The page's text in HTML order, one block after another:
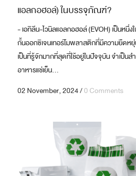
แอลกอฮอล์) ในบรรจุภัณฑ์?
- เอทิลีน-ไวนิลแอลกอฮอล์ (EVOH) เป็นหนึ่ง
กั้นออกซิเจนเทอร์โมพลาสติกที่มีความยืดห
เป็นที่รู้จักมากที่สุดที่ใช้อยู่ในปัจจุบัน จำเป็นส
อาหารแช่เย็น...
02 November, 2024/0 Comments